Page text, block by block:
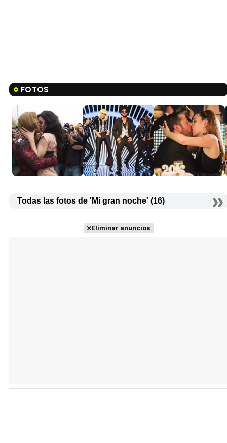
FOTOS
Todas las fotos de 'Mi gran noche' (16)
Eliminar anuncios